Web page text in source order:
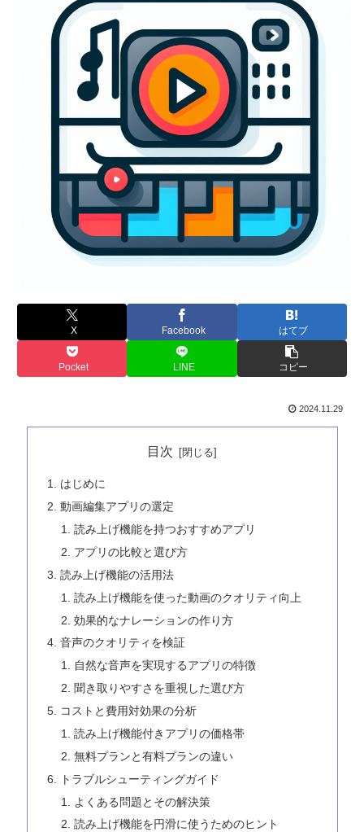
X Facebook はてブ
Pocket LINE コピー
2024.11.29
目次
はじめに
動画編集アプリの選定
読み上げ機能を持つおすすめアプリ
アプリの比較と選び方
読み上げ機能の活用法
読み上げ機能を使った動画のクオリティ向上
効果的なナレーションの作り方
音声のクオリティを検証
自然な音声を実現するアプリの特徴
聞き取りやすさを重視した選び方
コストと費用対効果の分析
読み上げ機能付きアプリの価格帯
無料プランと有料プランの違い
トラブルシューティングガイド
よくある問題とその解決策
読み上げ機能を円滑に使うためのヒント